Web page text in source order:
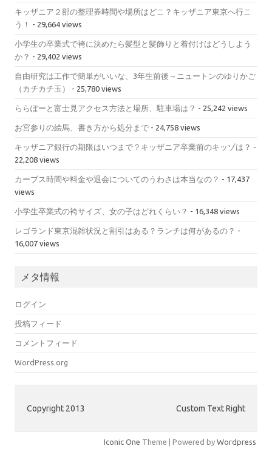
キッザニア２部の整理券時間や場所はどこ？キッザニア東京へ行こ
う！
- 29,664 views
小学生の卒業式で袴に決めたら髪型と髪飾りと着付けはどうしよう
か？ - 29,402 views
自由研究は工作で簡単がいいな、3年生前後～ニュートンのゆりかご
（カチカチ玉）
- 25,780 views
ららぽーと富士見アクセス方法と場所、駐車場は？ - 25,242 views
お宮参りの絵馬、書き方から処分まで - 24,758 views
キッザニア銀行の期限はいつまで？キッザニア卒業前のキッゾは？ -
22,208 views
カーブス時間や料金や退会についてのうわさは本当なの？ - 17,437
views
小学生卒業式の袴サイズ、女の子はどれくらい？ - 16,348 views
レゴランド東京混雑状況と割引はある？ランチは何があるの？ -
16,007 views
メタ情報
ログイン
投稿フィード
コメントフィード
WordPress.org
Copyright 2013 Custom Text Right
Iconic One Theme | Powered by Wordpress